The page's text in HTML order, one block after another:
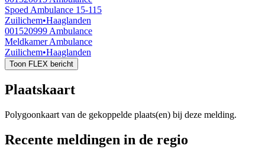
Spoed Ambulance 15-115
Zuilichem•Haaglanden
001520999 Ambulance
Meldkamer Ambulance
Zuilichem•Haaglanden
Toon FLEX bericht
Plaatskaart
Polygoonkaart van de gekoppelde plaats(en) bij deze melding.
Recente meldingen in de regio